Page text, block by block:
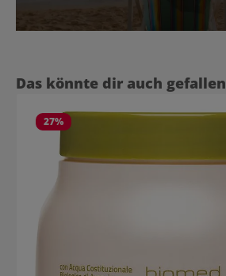
Produktgalerie überspringen
Das könnte dir auch gefallen
27%